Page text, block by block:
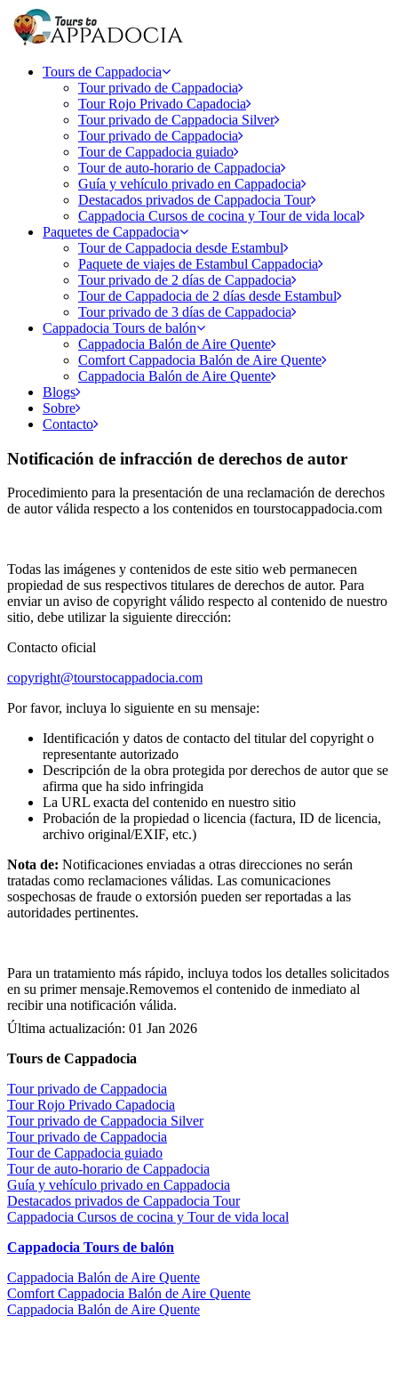
Tours de Cappadocia
Tour privado de Cappadocia
Tour Rojo Privado Capadocia
Tour privado de Cappadocia Silver
Tour privado de Cappadocia
Tour de Cappadocia guiado
Tour de auto-horario de Cappadocia
Guía y vehículo privado en Cappadocia
Destacados privados de Cappadocia Tour
Cappadocia Cursos de cocina y Tour de vida local
Paquetes de Cappadocia
Tour de Cappadocia desde Estambul
Paquete de viajes de Estambul Cappadocia
Tour privado de 2 días de Cappadocia
Tour de Cappadocia de 2 días desde Estambul
Tour privado de 3 días de Cappadocia
Cappadocia Tours de balón
Cappadocia Balón de Aire Quente
Comfort Cappadocia Balón de Aire Quente
Cappadocia Balón de Aire Quente
Blogs
Sobre
Contacto
Notificación de infracción de derechos de autor
Procedimiento para la presentación de una reclamación de derechos
de autor válida respecto a los contenidos en tourstocappadocia.com
Todas las imágenes y contenidos de este sitio web permanecen
propiedad de sus respectivos titulares de derechos de autor. Para
enviar un aviso de copyright válido respecto al contenido de nuestro
sitio, debe utilizar la siguiente dirección:
Contacto oficial
copyright@tourstocappadocia.com
Por favor, incluya lo siguiente en su mensaje:
Identificación y datos de contacto del titular del copyright o
representante autorizado
Descripción de la obra protegida por derechos de autor que se
afirma que ha sido infringida
La URL exacta del contenido en nuestro sitio
Probación de la propiedad o licencia (factura, ID de licencia,
archivo original/EXIF, etc.)
Nota de: Notificaciones enviadas a otras direcciones no serán
tratadas como reclamaciones válidas. Las comunicaciones
sospechosas de fraude o extorsión pueden ser reportadas a las
autoridades pertinentes.
Para un tratamiento más rápido, incluya todos los detalles solicitados
en su primer mensaje.Removemos el contenido de inmediato al
recibir una notificación válida.
Última actualización: 01 Jan 2026
Tours de Cappadocia
Tour privado de Cappadocia
Tour Rojo Privado Capadocia
Tour privado de Cappadocia Silver
Tour privado de Cappadocia
Tour de Cappadocia guiado
Tour de auto-horario de Cappadocia
Guía y vehículo privado en Cappadocia
Destacados privados de Cappadocia Tour
Cappadocia Cursos de cocina y Tour de vida local
Cappadocia Tours de balón
Cappadocia Balón de Aire Quente
Comfort Cappadocia Balón de Aire Quente
Cappadocia Balón de Aire Quente